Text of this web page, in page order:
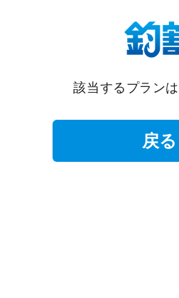
該当するプラン
戻る